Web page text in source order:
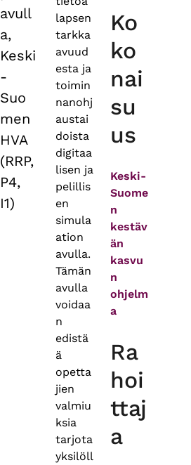
avull
a,
Keski
-
Suo
men
HVA
(RRP,
P4,
I1)
lapsen
tarkka
avuud
esta ja
toimin
nanohj
austai
doista
digitaa
lisen ja
pelillis
en
simula
ation
avulla.
Tämän
avulla
voidaa
n
edistä
ä
opetta
jien
valmiu
ksia
tarjota
yksilöll
Ko
ko
nai
su
us
Keski-
Suome
n
kestäv
än
kasvu
n
ohjelm
a
Ra
hoi
ttaj
a